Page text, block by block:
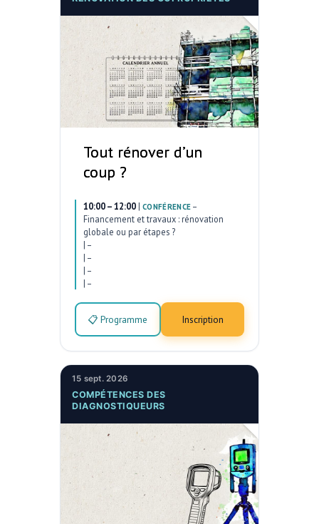
Tout rénover d’un
coup ?
10:00 – 12:00 | CONFÉRENCE –
Financement et travaux : rénovation
globale ou par étapes ?
| –
| –
| –
| –
📋 Programme Inscription
15 sept. 2026
COMPÉTENCES DES
DIAGNOSTIQUEURS